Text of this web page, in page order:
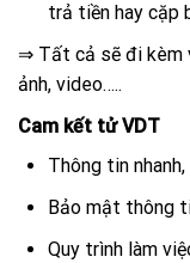
trả tiền hay cặp
⇒ Tất cả sẽ đi kèm
ảnh, video…..
Cam kết tử VDT
Thông tin
Bảo mật thông
Quy trình làm